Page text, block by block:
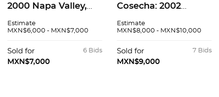
2000 Napa Valley,
Nivel: llenado alto 95
Estimate
MXN$6,000 - MXN$7,000
6 Bids
Sold for
MXN$7,000
Cosecha: 2002
España Nivel: en el
Estimate
MXN$8,000 - MXN$10,000
7 Bids
Sold for
MXN$9,000